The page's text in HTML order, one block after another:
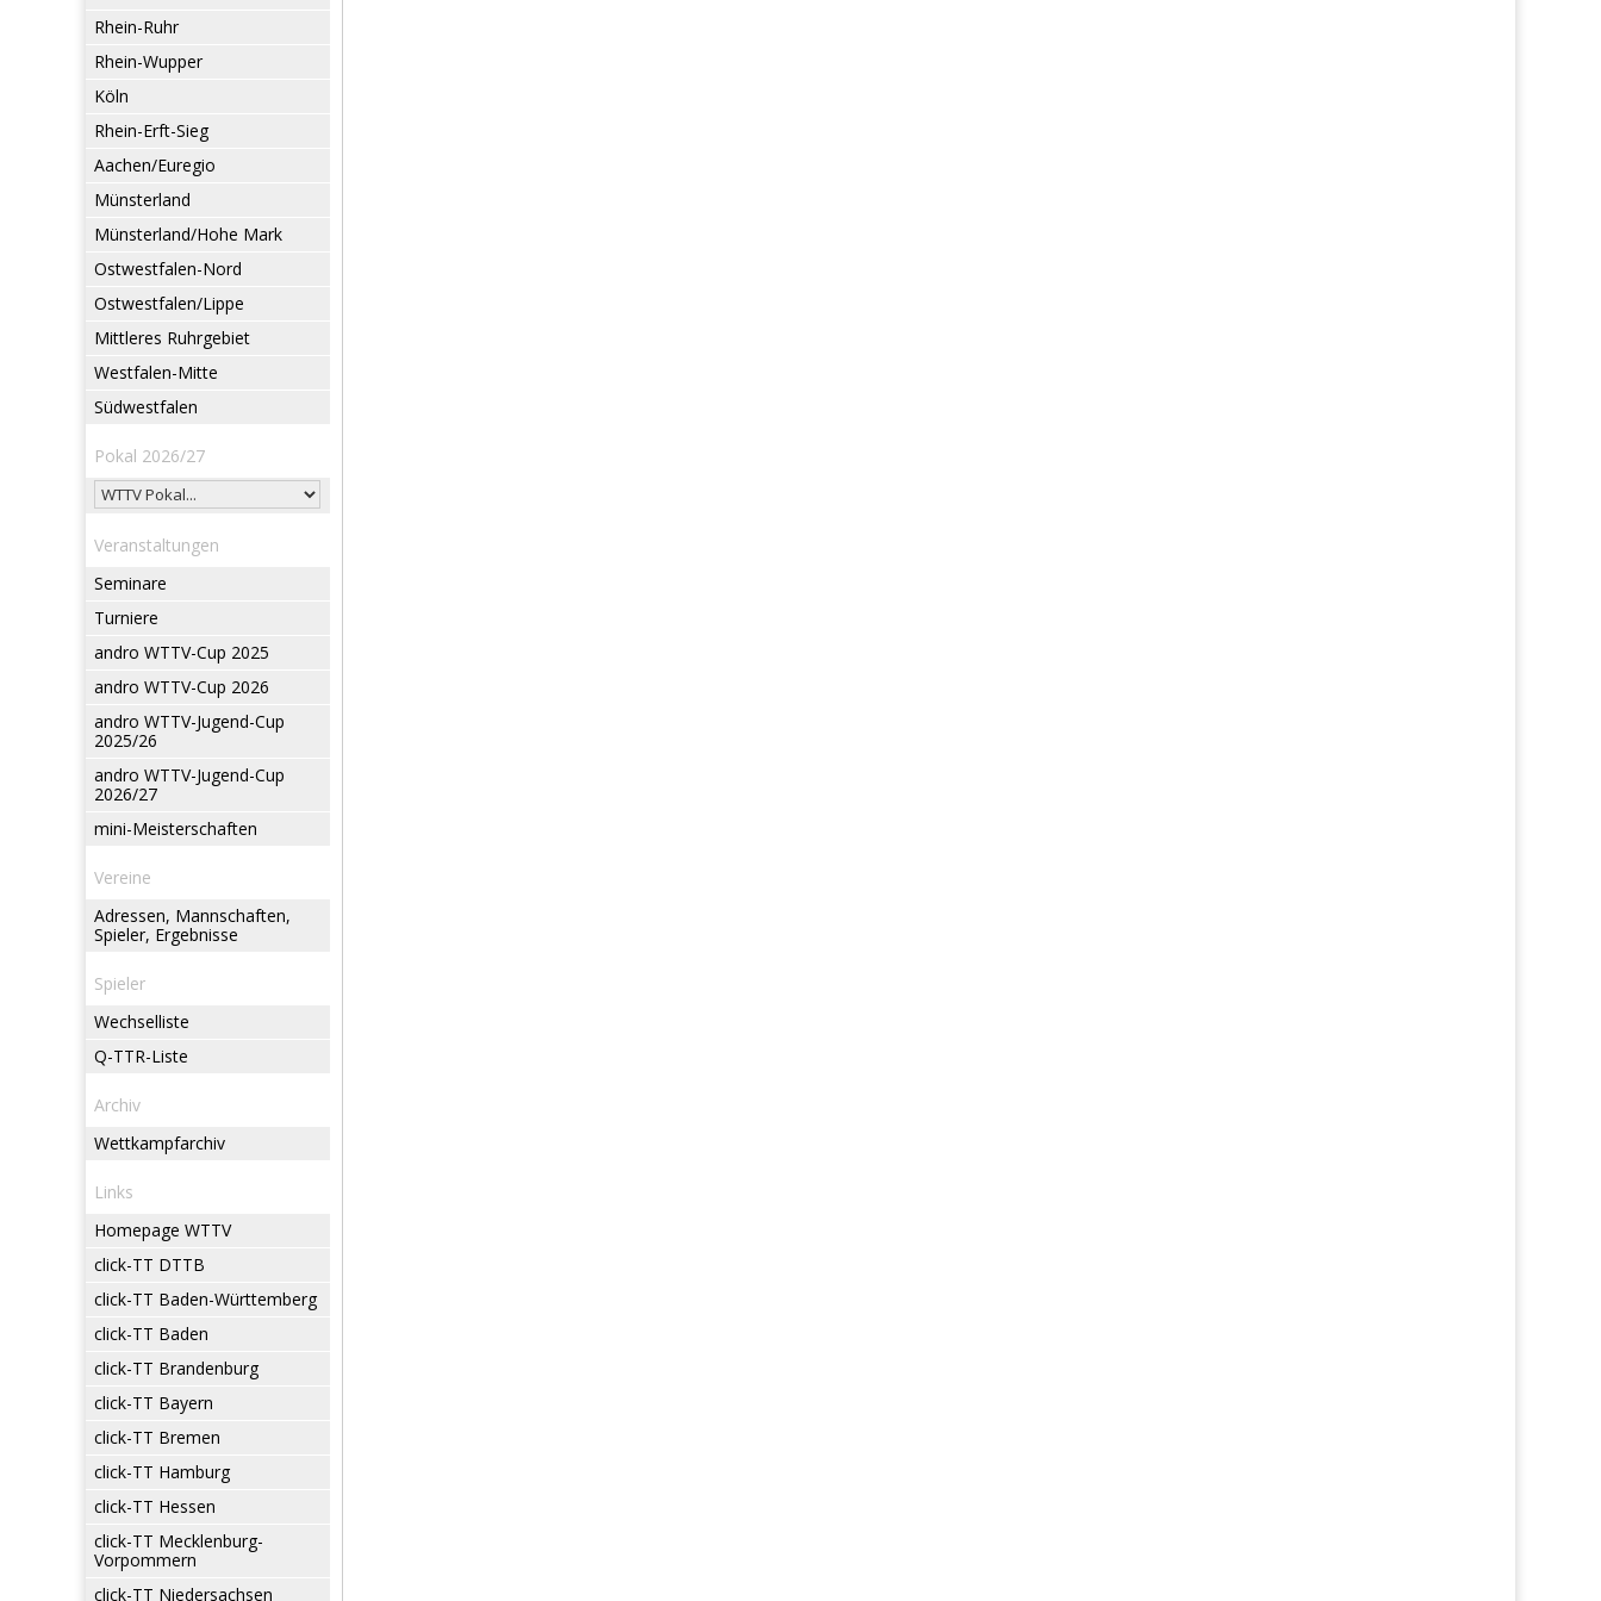
Rhein-Ruhr
Rhein-Wupper
Köln
Rhein-Erft-Sieg
Aachen/Euregio
Münsterland
Münsterland/Hohe Mark
Ostwestfalen-Nord
Ostwestfalen/Lippe
Mittleres Ruhrgebiet
Westfalen-Mitte
Südwestfalen
Pokal 2026/27
Veranstaltungen
Seminare
Turniere
andro WTTV-Cup 2025
andro WTTV-Cup 2026
andro WTTV-Jugend-Cup
2025/26
andro WTTV-Jugend-Cup
2026/27
mini-Meisterschaften
Vereine
Adressen, Mannschaften,
Spieler, Ergebnisse
Spieler
Wechselliste
Q-TTR-Liste
Archiv
Wettkampfarchiv
Links
Homepage WTTV
click-TT DTTB
click-TT Baden-Württemberg
click-TT Baden
click-TT Brandenburg
click-TT Bayern
click-TT Bremen
click-TT Hamburg
click-TT Hessen
click-TT Mecklenburg-
Vorpommern
click-TT Niedersachsen